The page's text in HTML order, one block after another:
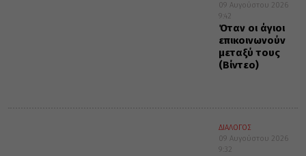
09 Αυγούστου 2026
9:42
Όταν οι άγιοι
επικοινωνούν
μεταξύ τους
(Βίντεο)
ΔΙΑΛΟΓΟΣ
09 Αυγούστου 2026
9:32